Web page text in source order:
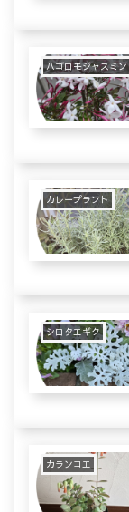
ハゴロモジャスミン
カレープラント
シロタエギク
カランコエ